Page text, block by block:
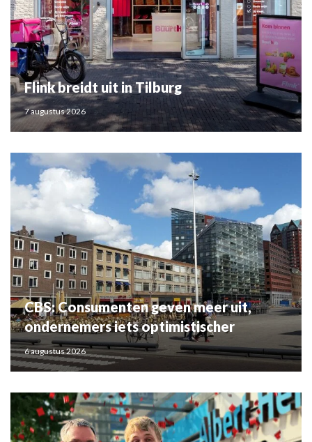
Flink breidt uit in Tilburg
7 augustus 2026
CBS: Consumenten geven meer uit,
ondernemers iets optimistischer
6 augustus 2026